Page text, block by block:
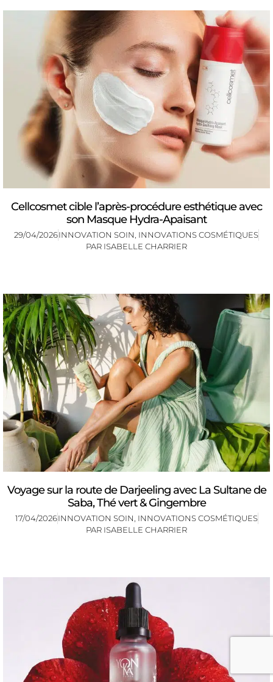
Cellcosmet cible l’après-procédure esthétique avec
son Masque Hydra-Apaisant
29/04/2026INNOVATION SOIN INNOVATIONS COSMÉTIQUES
PAR ISABELLE CHARRIER
Voyage sur la route de Darjeeling avec La Sultane de
Saba, Thé vert & Gingembre
17/04/2026INNOVATION SOIN INNOVATIONS COSMÉTIQUES
PAR ISABELLE CHARRIER